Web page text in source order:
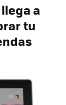
a
tu